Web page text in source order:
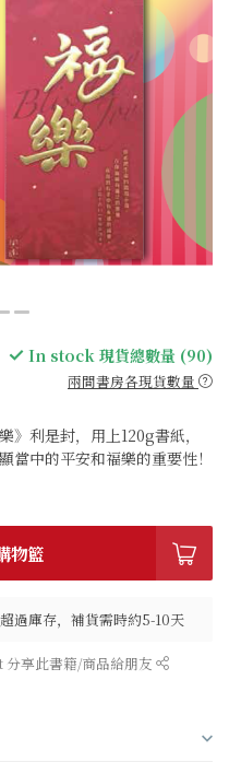
In stock 現貨總數量 (90)
兩間書房各現貨數量
利是封，用上120g書紙，
當中的平安和福樂的重要性！
物籃
過庫存，補貨需時約5-10天
享此書籍/商品給朋友